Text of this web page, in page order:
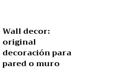
Wall decor:
original
decoración para
pared o muro